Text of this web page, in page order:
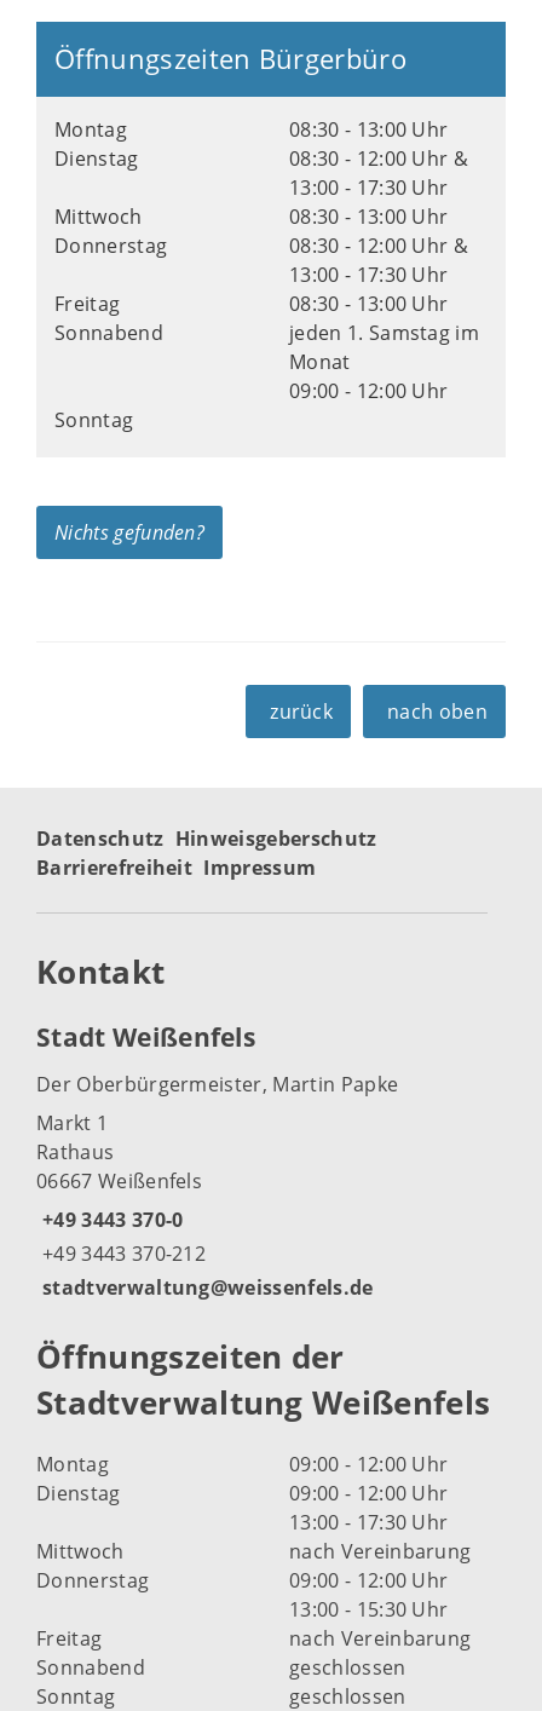
Öffnungszeiten Bürgerbüro
Montag
08:30 - 13:00 Uhr
Dienstag
08:30 - 12:00 Uhr &
13:00 - 17:30 Uhr
Mittwoch
08:30 - 13:00 Uhr
Donnerstag
08:30 - 12:00 Uhr &
13:00 - 17:30 Uhr
Freitag
08:30 - 13:00 Uhr
Sonnabend
jeden 1. Samstag im
Monat
09:00 - 12:00 Uhr
Sonntag
Nichts gefunden?
zurück nach oben
Datenschutz Hinweisgeberschutz
Barrierefreiheit Impressum
Kontakt
Stadt Weißenfels
Der Oberbürgermeister, Martin Papke
Markt 1
Rathaus
06667 Weißenfels
+49 3443 370-0
+49 3443 370-212
stadtverwaltung@weissenfels.de
Öffnungszeiten der
Stadtverwaltung Weißenfels
Montag
09:00 - 12:00 Uhr
Dienstag
09:00 - 12:00 Uhr
13:00 - 17:30 Uhr
Mittwoch
nach Vereinbarung
Donnerstag
09:00 - 12:00 Uhr
13:00 - 15:30 Uhr
Freitag
nach Vereinbarung
Sonnabend
geschlossen
Sonntag
geschlossen